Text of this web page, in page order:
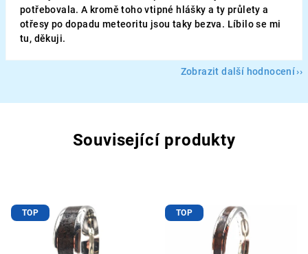
potřebovala. A kromě toho vtipné hlášky a ty průlety a
otřesy po dopadu meteoritu jsou taky bezva. Líbilo se mi
tu, děkuji.
Zobrazit další hodnocení
Související produkty
TOP TOP